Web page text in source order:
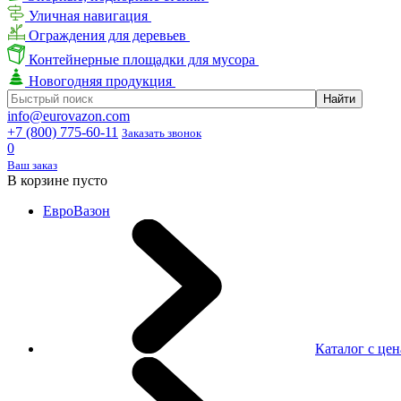
Уличная навигация
Ограждения для деревьев
Контейнерные площадки для мусора
Новогодняя продукция
info@eurovazon.com
+7 (800) 775-60-11 Заказать звонок
0
Ваш заказ
В корзине пусто
ЕвроВазон
Каталог с